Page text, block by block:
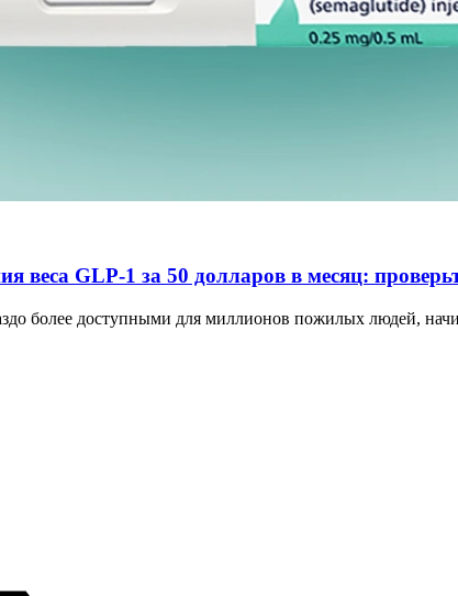
веса GLP-1 за 50 долларов в месяц:
более доступными для миллионов пожилых людей,